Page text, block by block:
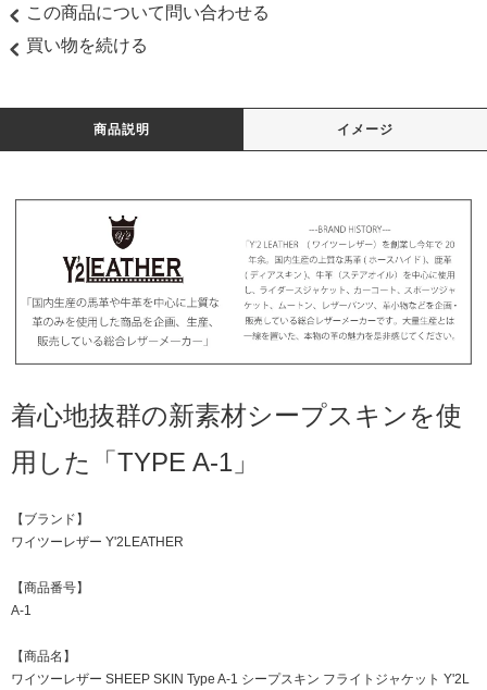
この商品について問い合わせる
買い物を続ける
商品説明 イメージ
着心地抜群の新素材シープスキンを使
用した「TYPE A-1」
【ブランド】
ワイツーレザー Y'2LEATHER
【商品番号】
A-1
【商品名】
ワイツーレザー SHEEP SKIN Type A-1 シープスキン フライトジャケット Y'2L